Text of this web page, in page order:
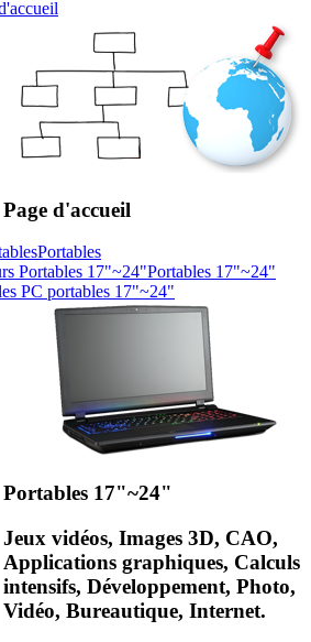
Page d'accueil
Portables
Portables 17"~24"
PC portables 17"~24"
Portables 17"~24"
Jeux vidéos, Images 3D, CAO,
Applications graphiques, Calculs
intensifs, Développement, Photo,
Vidéo, Bureautique, Internet.